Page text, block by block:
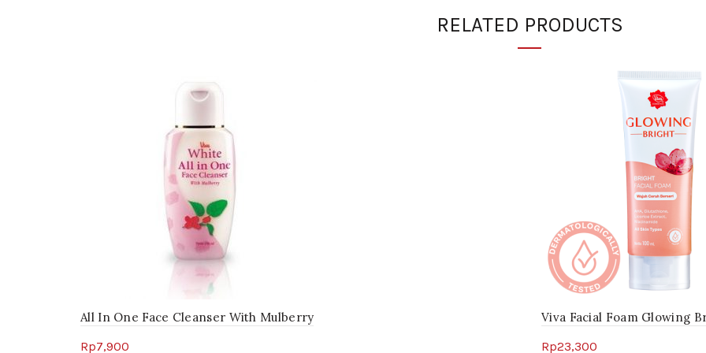
RELATED PRODUCTS
All In One Face Cleanser With Mulberry
Rp7,900
Viva Facial Foam Glowing
Rp23,300